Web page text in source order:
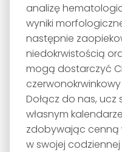
analizę
wyniki
następnie
niedokrwistością
mogą dostarczyć
Dołącz do nas,
własnym
zdobywając cenną
w swojej